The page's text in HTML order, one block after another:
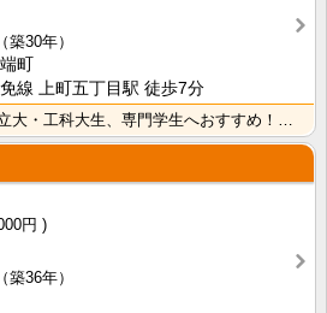
（築30年）
町
線 上町五丁目駅 徒歩7分
円
（築36年）